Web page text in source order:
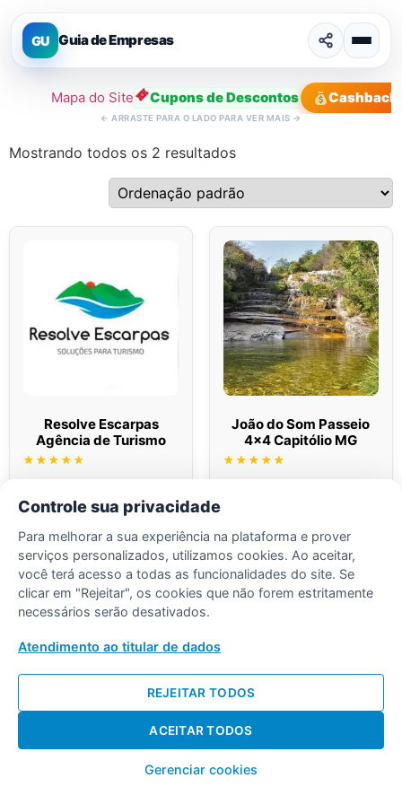
GU Guia de Empresas
Mapa do Site Cupons de Descontos Cashback
← ARRASTE PARA O LADO PARA VER MAIS →
Mostrando todos os 2 resultados
Resolve Escarpas
Agência de Turismo
de 5
Ler mais
João do Som Passeio
4×4 Capitólio MG
Desenvolvido por Diogo Soares
Controle sua privacidade
Para melhorar a sua experiência na plataforma e prover
serviços personalizados, utilizamos cookies. Ao aceitar,
você terá acesso a todas as funcionalidades do site. Se
clicar em "Rejeitar", os cookies que não forem estritamente
necessários serão desativados.
Atendimento ao titular de dados
Gerenciar cookies
REJEITAR TODOS
ACEITAR TODOS